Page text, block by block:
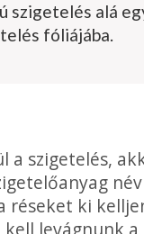
szigetelés alá
fóliájába.
a szigetelés,
réseket ki
kell levágnunk